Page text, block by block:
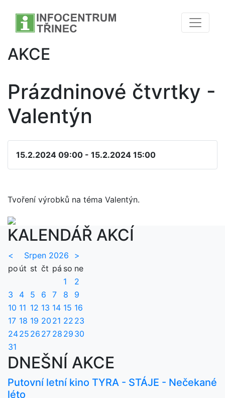
AKCE
Prázdninové čtvrtky -
Valentýn
15.2.2024 09:00 - 15.2.2024 15:00
Tvoření výrobků na téma Valentýn.
KALENDÁŘ AKCÍ
< Srpen 2026
>
po út st čt pá so ne
1
2
3
4 5 6 7 8
9
10 11 12 13 14 15 16
17 18 19 20 21 22 23
2425 26 27 28 29 30
31
DNEŠNÍ AKCE
Putovní letní kino TYRA - STÁJE - Nečekané
léto